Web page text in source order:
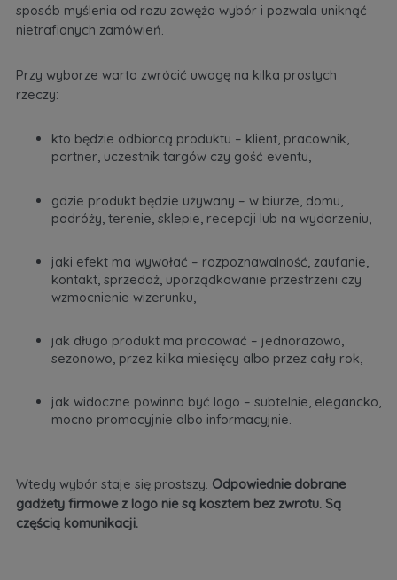
sposób myślenia od razu zawęża wybór i pozwala uniknąć
nietrafionych zamówień.
Przy wyborze warto zwrócić uwagę na kilka prostych
rzeczy:
kto będzie odbiorcą produktu – klient, pracownik,
partner, uczestnik targów czy gość eventu,
gdzie produkt będzie używany – w biurze, domu,
podróży, terenie, sklepie, recepcji lub na wydarzeniu,
jaki efekt ma wywołać – rozpoznawalność, zaufanie,
kontakt, sprzedaż, uporządkowanie przestrzeni czy
wzmocnienie wizerunku,
jak długo produkt ma pracować – jednorazowo,
sezonowo, przez kilka miesięcy albo przez cały rok,
jak widoczne powinno być logo – subtelnie, elegancko,
mocno promocyjnie albo informacyjnie.
Wtedy wybór staje się prostszy. Odpowiednie dobrane
gadżety firmowe z logo nie są kosztem bez zwrotu. Są
częścią komunikacji.